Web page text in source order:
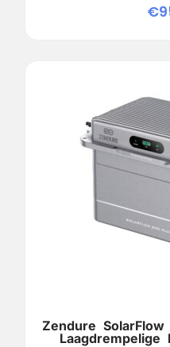
€
Zendure